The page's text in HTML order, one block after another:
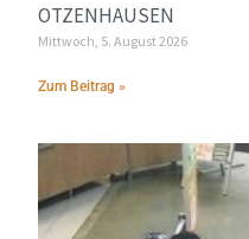
OTZENHAUSEN
Mittwoch, 5. August 2026
Zum Beitrag »